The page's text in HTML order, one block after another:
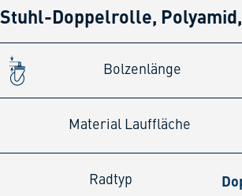
Stuhl-Doppelrolle,
Bolzenlänge
Material Lauffläche
Radtyp